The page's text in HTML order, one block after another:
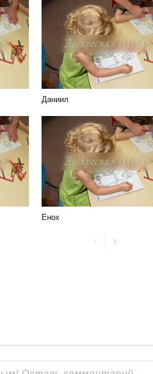
Даниил
Енох